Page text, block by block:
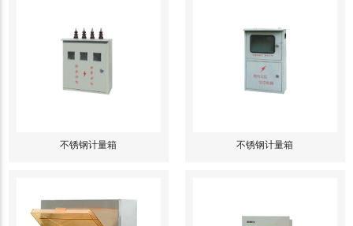
不锈钢计量箱 不锈钢计量箱